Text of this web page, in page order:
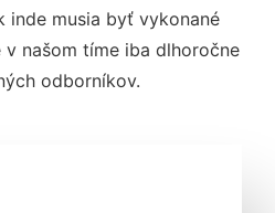
inde musia byť vykonané
našom tíme iba dlhoročne
odborníkov.